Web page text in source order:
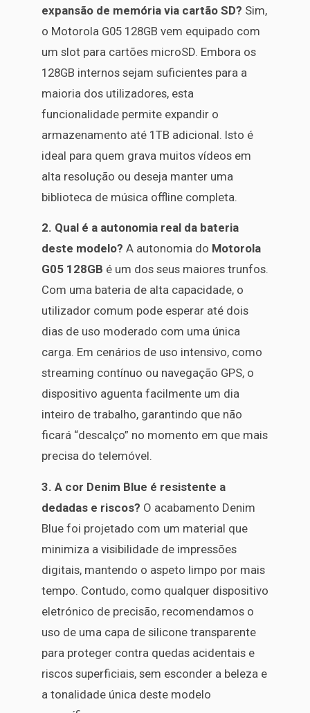
expansão de memória via cartão SD? Sim,
o Motorola G05 128GB vem equipado com
um slot para cartões microSD. Embora os
128GB internos sejam suficientes para a
maioria dos utilizadores, esta
funcionalidade permite expandir o
armazenamento até 1TB adicional. Isto é
ideal para quem grava muitos vídeos em
alta resolução ou deseja manter uma
biblioteca de música offline completa.
2. Qual é a autonomia real da bateria
deste modelo? A autonomia do Motorola
G05 128GB é um dos seus maiores trunfos.
Com uma bateria de alta capacidade, o
utilizador comum pode esperar até dois
dias de uso moderado com uma única
carga. Em cenários de uso intensivo, como
streaming contínuo ou navegação GPS, o
dispositivo aguenta facilmente um dia
inteiro de trabalho, garantindo que não
ficará “descalço” no momento em que mais
precisa do telemóvel.
3. A cor Denim Blue é resistente a
dedadas e riscos? O acabamento Denim
Blue foi projetado com um material que
minimiza a visibilidade de impressões
digitais, mantendo o aspeto limpo por mais
tempo. Contudo, como qualquer dispositivo
eletrónico de precisão, recomendamos o
uso de uma capa de silicone transparente
para proteger contra quedas acidentais e
riscos superficiais, sem esconder a beleza e
a tonalidade única deste modelo